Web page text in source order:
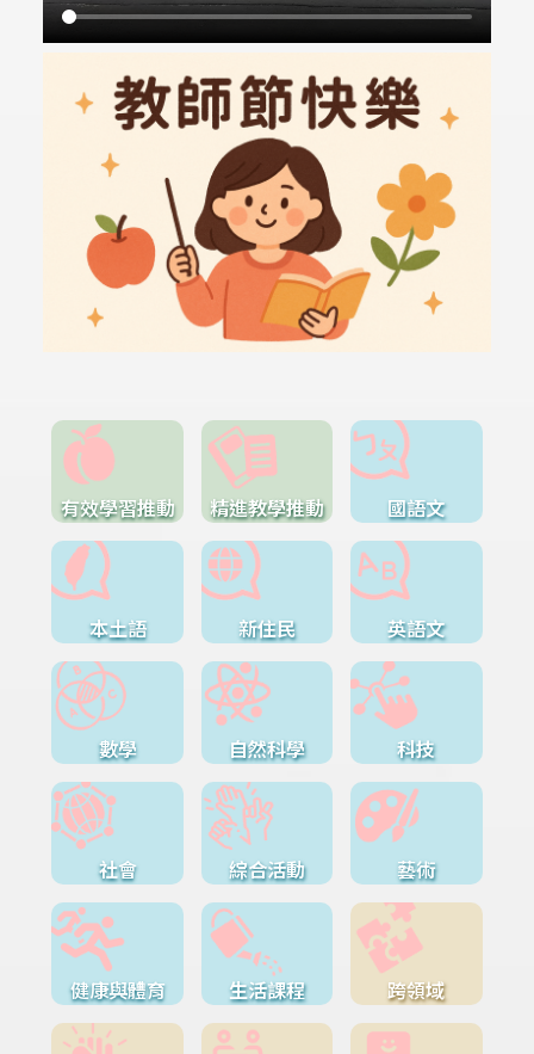
有效學習推動 精進教學推動 國語文
本土語 新住民 英語文
數學 自然科學 科技
社會 綜合活動 藝術
健康與體育 生活課程 跨領域